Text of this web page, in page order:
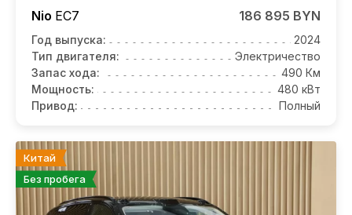
Nio EC7 186 895 BYN
Год выпуска:
2024
Тип двигателя:
Электричество
Запас хода:
490 Км
Мощность:
480 кВт
Привод:
Полный
Китай
Без пробега